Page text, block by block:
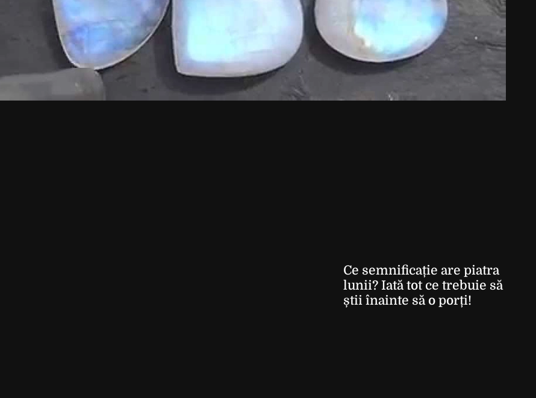
Ce semnificație are piatra
lunii? Iată tot ce trebuie să
știi înainte să o porți!